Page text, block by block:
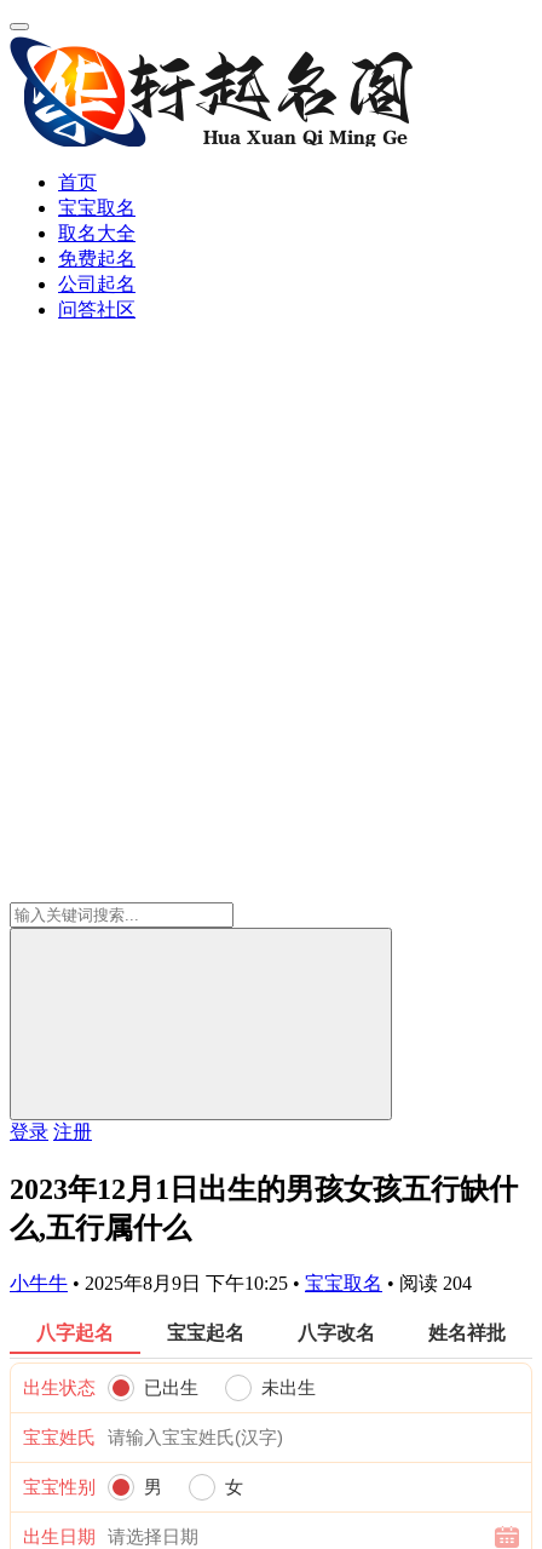
首页
宝宝取名
取名大全
免费起名
公司起名
问答社区
登录 注册
2023年12月1日出生的男孩女孩五行缺什
么,五行属什么
小牛牛 • 2025年8月9日 下午10:25 • 宝宝取名 • 阅读 204
八字起名 宝宝起名 八字改名 姓名祥批
出生状态 已出生 未出生
宝宝姓氏
宝宝性别 男 女
出生日期